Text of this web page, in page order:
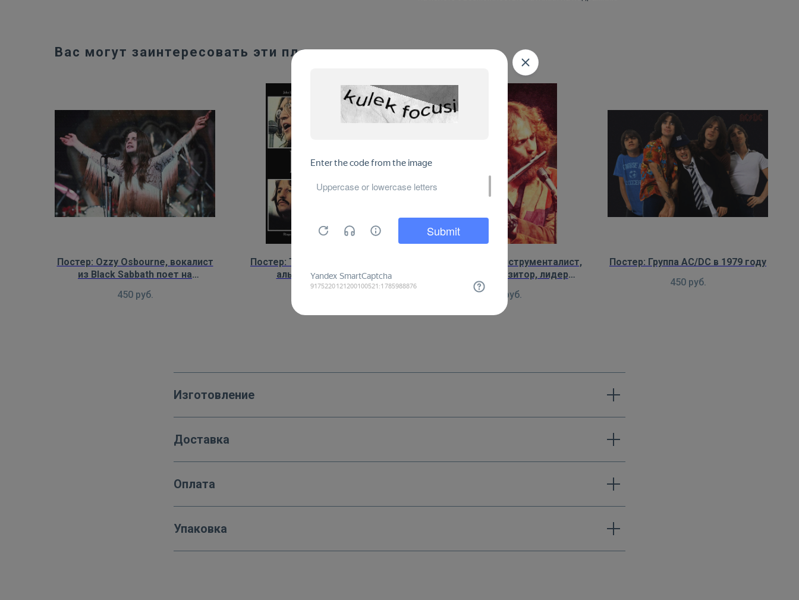
Вас могут заинтересовать эти плакаты:
Постер: Ozzy Osbourne, вокалист
из Black Sabbath поет на
450 руб.
Постер: The Beatles, плакат к
альбому "Let it be"
Постер: Мультиинструменталист,
певец и композитор, лидер
группы Jethro Tull – Ian Anderson
руб.
Постер: Группа AC/DC в 1979 году
450 руб.
Изготовление
Доставка
Оплата
Упаковка